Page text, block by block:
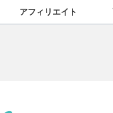
アフィリエイト